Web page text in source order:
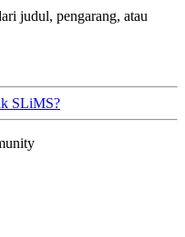
judul, pengarang, atau
SLiMS?